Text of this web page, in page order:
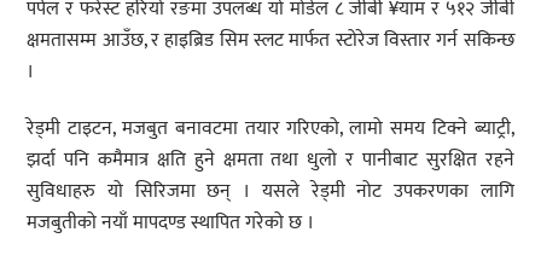
पर्पल र फरेस्ट हरियो रङमा उपलब्ध यो मोडेल ८ जीबी ¥याम र ५१२ जीबी
क्षमतासम्म आउँछ, र हाइब्रिड सिम स्लट मार्फत स्टोरेज विस्तार गर्न सकिन्छ
।
रेड्मी टाइटन, मजबुत बनावटमा तयार गरिएको, लामो समय टिक्ने ब्याट्री,
झर्दा पनि कमैमात्र क्षति हुने क्षमता तथा धुलो र पानीबाट सुरक्षित रहने
सुविधाहरु यो सिरिजमा छन् । यसले रेड्मी नोट उपकरणका लागि
मजबुतीको नयाँ मापदण्ड स्थापित गरेको छ ।